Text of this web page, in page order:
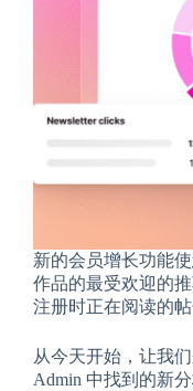
新的会员增长功能
作品的最受欢迎的
注册时正在阅读的帖
从今天开始，让我
Admin 中找到的新